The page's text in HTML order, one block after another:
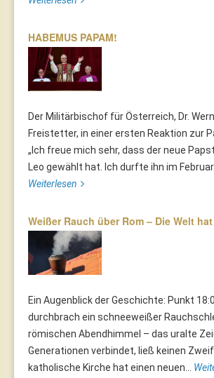
HABEMUS PAPAM!
Der Militärbischof für Österreich, Dr.
Freistetter, in einer ersten Reaktion zur
„Ich freue mich sehr, dass der neue
Leo gewählt hat. Ich durfte ihn im Februar...
Weiterlesen
Weißer Rauch über Rom – Die Welt
Ein Augenblick der Geschichte: Punkt
durchbrach ein schneeweißer
römischen Abendhimmel – das uralte
Generationen verbindet, ließ keinen
katholische Kirche hat einen neuen...